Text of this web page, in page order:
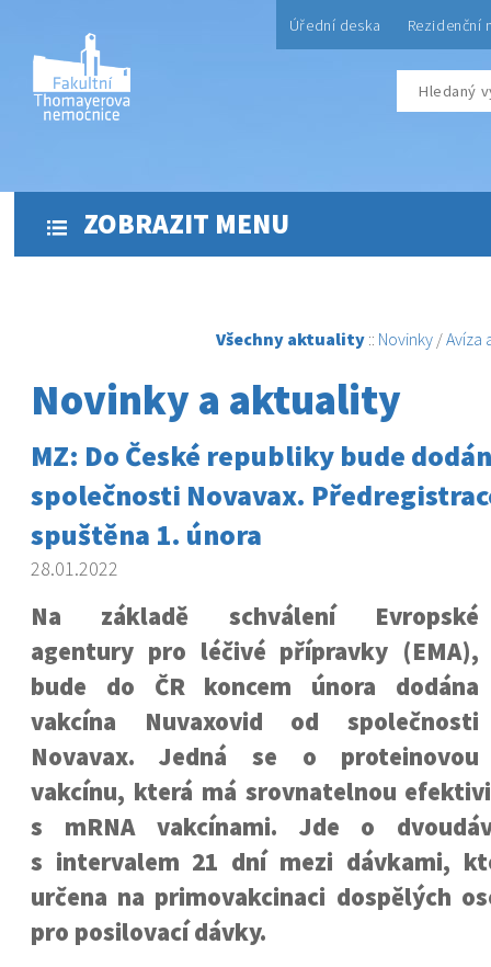
Úřední deska Rezidenční
ZOBRAZIT MENU
Všechny aktuality :: Novinky /Avíza
Novinky a aktuality
MZ: Do České republiky bude
společnosti Novavax.
spuštěna 1. února
28.01.2022
Na základě schválení Evropské
agentury pro léčivé přípravky (EMA),
bude do ČR koncem února dodána
vakcína Nuvaxovid od společnosti
Novavax. Jedná se o proteinovou
vakcínu, která má srovnatelnou
s mRNA vakcínami. Jde o
s intervalem 21 dní mezi dávkami,
určena na primovakcinaci dospělých
pro posilovací dávky.